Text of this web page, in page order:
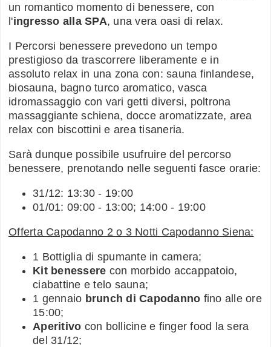
un romantico momento di benessere, con
l'ingresso alla SPA, una vera oasi di relax.
I Percorsi benessere prevedono un tempo
prestigioso da trascorrere liberamente e in
assoluto relax in una zona con: sauna finlandese,
biosauna, bagno turco aromatico, vasca
idromassaggio con vari getti diversi, poltrona
massaggiante schiena, docce aromatizzate, area
relax con biscottini e area tisaneria.
Sarà dunque possibile usufruire del percorso
benessere, prenotando nelle seguenti fasce orarie:
31/12: 13:30 - 19:00
01/01: 09:00 - 13:00; 14:00 - 19:00
Offerta Capodanno 2 o 3 Notti Capodanno Siena:
1 Bottiglia di spumante in camera;
Kit benessere con morbido accappatoio,
ciabattine e telo sauna;
1 gennaio brunch di Capodanno fino alle ore
15:00;
Aperitivo con bollicine e finger food la sera
del 31/12;